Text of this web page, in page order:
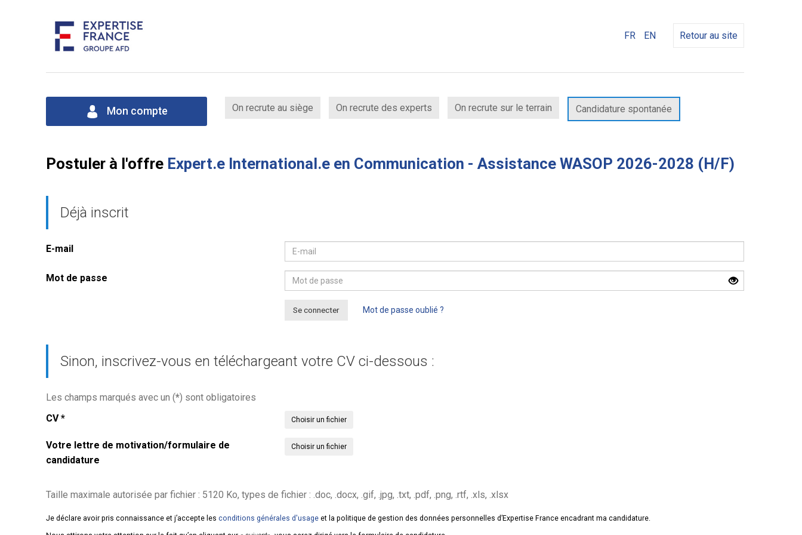
FR EN Retour au site
Mon compte On recrute au siège On recrute des experts On recrute sur le terrain Candidature spontanée
Postuler à l'offre Expert.e International.e en Communication - Assistance WASOP 2026-2028 (H/F)
Déjà inscrit
E-mail
Mot de passe
Se connecter Mot de passe oublié ?
Sinon, inscrivez-vous en téléchargeant votre CV ci-dessous :
Les champs marqués avec un (*) sont obligatoires
CV * Choisir un fichier
Votre lettre de motivation/formulaire de
candidature
Choisir un fichier
Taille maximale autorisée par fichier : 5120 Ko, types de fichier : .doc, .docx, .gif, .jpg, .txt, .pdf, .png, .rtf, .xls, .xlsx
Je déclare avoir pris connaissance et j’accepte les conditions générales d'usage et la politique de gestion des données personnelles d’Expertise France encadrant ma candidature.